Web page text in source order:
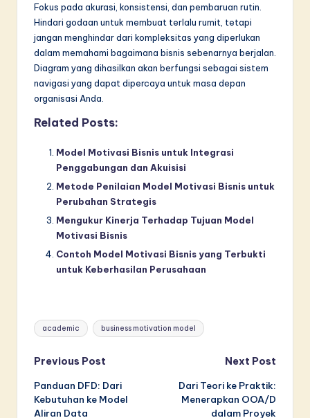
Fokus pada akurasi, konsistensi, dan pembaruan rutin.
Hindari godaan untuk membuat terlalu rumit, tetapi
jangan menghindar dari kompleksitas yang diperlukan
dalam memahami bagaimana bisnis sebenarnya berjalan.
Diagram yang dihasilkan akan berfungsi sebagai sistem
navigasi yang dapat dipercaya untuk masa depan
organisasi Anda.
Related Posts:
Model Motivasi Bisnis untuk Integrasi
Penggabungan dan Akuisisi
Metode Penilaian Model Motivasi Bisnis untuk
Perubahan Strategis
Mengukur Kinerja Terhadap Tujuan Model
Motivasi Bisnis
Contoh Model Motivasi Bisnis yang Terbukti
untuk Keberhasilan Perusahaan
Tags:
academic business motivation model
Post
navigation
Previous Post
Panduan DFD: Dari
Kebutuhan ke Model
Aliran Data
Next Post
Dari Teori ke Praktik:
Menerapkan OOA/D
dalam Proyek